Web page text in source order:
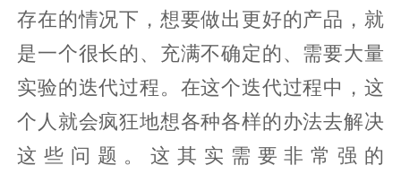
存在的情况下，想要做出更好的产品，就
是一个很长的、充满不确定的、需要大量
实验的迭代过程。在这个迭代过程中，这
个人就会疯狂地想各种各样的办法去解决
这些问题。这其实需要非常强的